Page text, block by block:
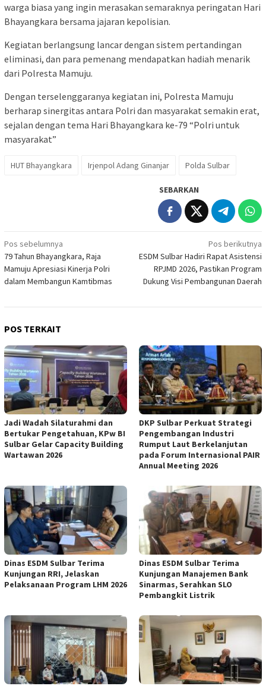
warga biasa yang ingin merasakan semaraknya peringatan Hari
Bhayangkara bersama jajaran kepolisian.
Kegiatan berlangsung lancar dengan sistem pertandingan
eliminasi, dan para pemenang mendapatkan hadiah menarik
dari Polresta Mamuju.
Dengan terselenggaranya kegiatan ini, Polresta Mamuju
berharap sinergitas antara Polri dan masyarakat semakin erat,
sejalan dengan tema Hari Bhayangkara ke-79 “Polri untuk
masyarakat”
HUT Bhayangkara Irjenpol Adang Ginanjar Polda Sulbar
SEBARKAN
Navigasi
pos
Pos sebelumnya
79 Tahun Bhayangkara, Raja
Mamuju Apresiasi Kinerja Polri
dalam Membangun Kamtibmas
Pos berikutnya
ESDM Sulbar Hadiri Rapat Asistensi
RPJMD 2026, Pastikan Program
Dukung Visi Pembangunan Daerah
POS TERKAIT
Jadi Wadah Silaturahmi dan
Bertukar Pengetahuan, KPw BI
Sulbar Gelar Capacity Building
Wartawan 2026
DKP Sulbar Perkuat Strategi
Pengembangan Industri
Rumput Laut Berkelanjutan
pada Forum Internasional PAIR
Annual Meeting 2026
Dinas ESDM Sulbar Terima
Kunjungan RRI, Jelaskan
Pelaksanaan Program LHM 2026
Dinas ESDM Sulbar Terima
Kunjungan Manajemen Bank
Sinarmas, Serahkan SLO
Pembangkit Listrik